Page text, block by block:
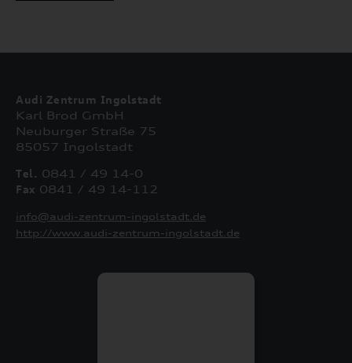
Audi Zentrum Ingolstadt
Karl Brod GmbH
Neuburger Straße 75
85057 Ingolstadt
Tel. 0841 / 49 14-0
Fax 0841 / 49 14-112
info@audi-zentrum-ingolstadt.de
http://www.audi-zentrum-ingolstadt.de